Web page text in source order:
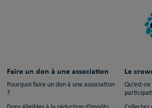
Faire un don à une association
Pourquoi faire un don à une association
?
Le
Qu’est-